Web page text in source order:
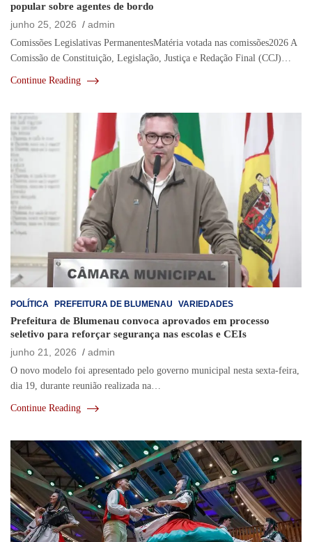
popular sobre agentes de bordo
junho 25, 2026
admin
Comissões Legislativas PermanentesMatéria votada nas comissões2026 A
Comissão de Constituição, Legislação, Justiça e Redação Final (CCJ)…
Continue Reading
POLÍTICA PREFEITURA DE BLUMENAU VARIEDADES
Prefeitura de Blumenau convoca aprovados em processo
seletivo para reforçar segurança nas escolas e CEIs
junho 21, 2026
admin
O novo modelo foi apresentado pelo governo municipal nesta sexta-feira,
dia 19, durante reunião realizada na…
Continue Reading